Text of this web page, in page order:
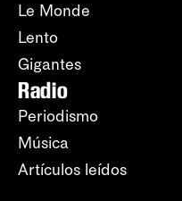
Le Monde
Lento
Gigantes
Radio
Periodismo
Música
Artículos leídos